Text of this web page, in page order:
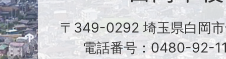
〒349-0292 埼玉県白岡
電話番号：0480-92-